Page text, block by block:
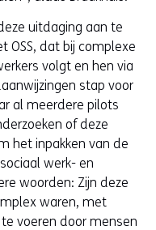
uitdaging aan te
OSS, dat bij complexe
volgt en hen via
stap voor
al meerdere pilots
of deze
het inpakken van de
werk- en
woorden: Zijn deze
waren, met
voeren door mensen